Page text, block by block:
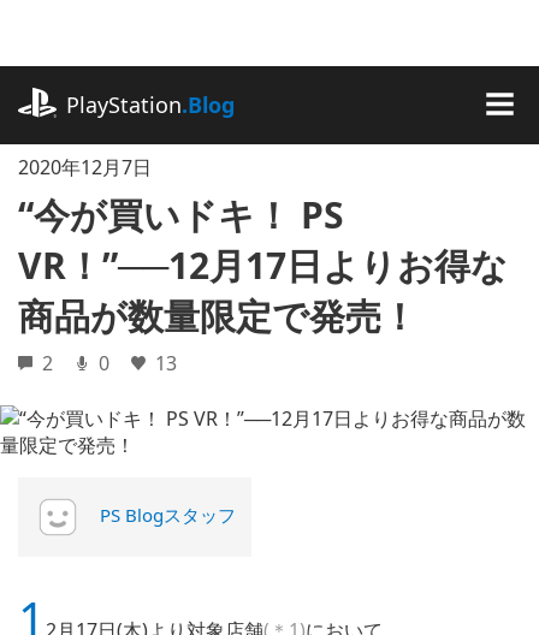
に
ッ
PlayStation.Blog
2020年12月7日
“今が買いドキ！ PS
VR！”──12月17日よりお得な
商品が数量限定で発売！
2 0 13
PS Blogスタッフ
1 2月17日(木)より対象店舗(＊1)において、